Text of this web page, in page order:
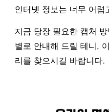
인터넷 정보는 너무 어렵
지금 당장 필요한 캡처
별로 안내해 드릴 테니,
리를 찾으시길 바랍니다.